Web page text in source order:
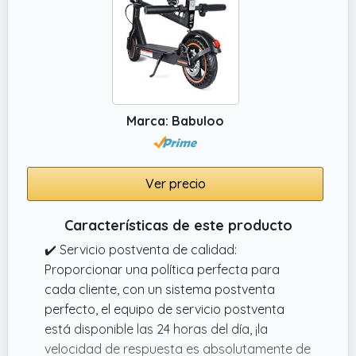
horas, garantizando una experiencia de
compra sin preocupaciones.
✔️ Diseño portátil y fácil de usar: Este
patinete eléctrico cuenta con un chasis
plegable, cómodo y ligero para facilitar su
almacenamiento y transporte. Una intuitiva
pantalla LED muestra la velocidad, el nivel de
batería y el kilometraje, mientras que un
potente faro delantero garantiza una
conducción segura por la noche.
Marca: Babuloo
Ver precio
Características de este producto
✔️ Servicio postventa de calidad:
Proporcionar una política perfecta para
cada cliente, con un sistema postventa
perfecto, el equipo de servicio postventa
está disponible las 24 horas del día, ¡la
velocidad de respuesta es absolutamente de